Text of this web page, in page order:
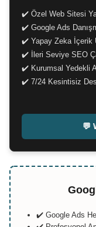
✔️ Özel Web Sitesi
✔️ Google Ads
✔️ Yapay Zeka İçerik
✔️ İleri Seviye SEO
✔️ Kurumsal Yedekli
✔️ 7/24 Kesintisiz
💬
✔️ Google Ads